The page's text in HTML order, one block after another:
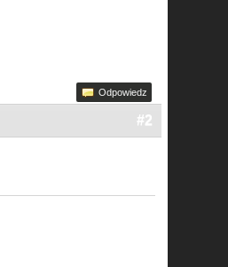
Odpowiedz
#2